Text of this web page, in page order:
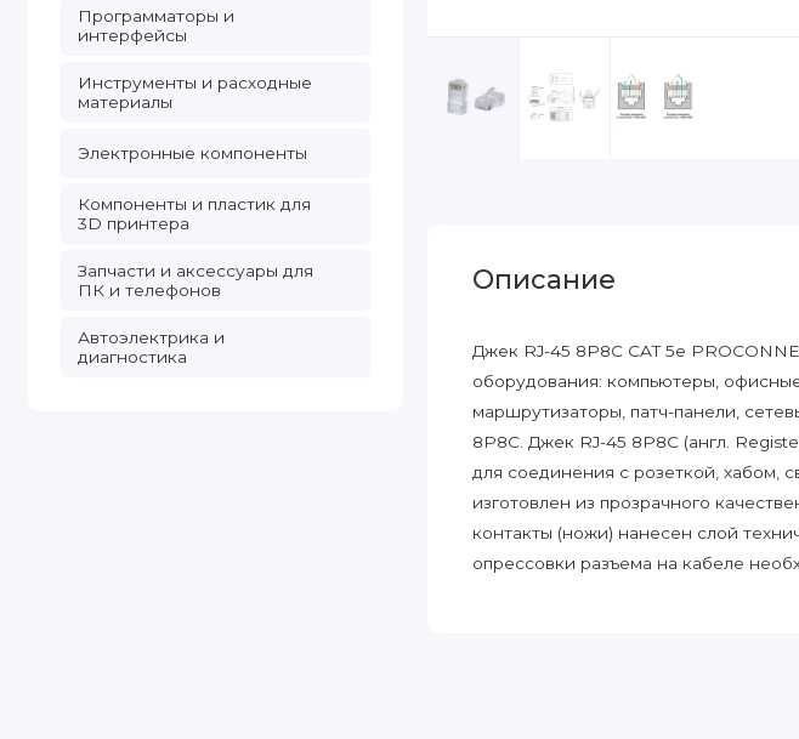
Программаторы и
интерфейсы
Инструменты и расходные
материалы
Электронные компоненты
Компоненты и пластик для
3D принтера
Запчасти и аксессуары для
ПК и телефонов
Автоэлектрика и
диагностика
Описание
Джек RJ-45 8P8C CAT 5e
оборудования: компьютеры,
маршрутизаторы, патч-панели,
8P8C. Джек RJ-45 8P8C (англ.
для соединения с розеткой, хабом,
изготовлен из прозрачного
контакты (ножи) нанесен слой
опрессовки разъема на кабеле